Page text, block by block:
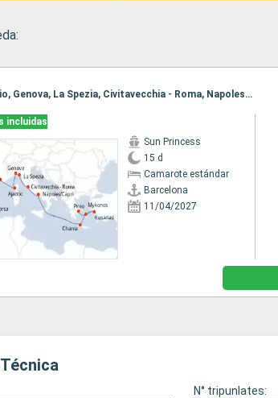
Itinerario : Barcelona, Palma de Mallorca, Marsella, Ajaccio, Genova, La Spezia, Civitavecchia - Roma, Napoles/Capri, Chania, Kusadasi, Mykonos, Pireo
incluidas
Sun Princess
15 d
Camarote estándar
Barcelona
11/04/2027
N° tripunlates: